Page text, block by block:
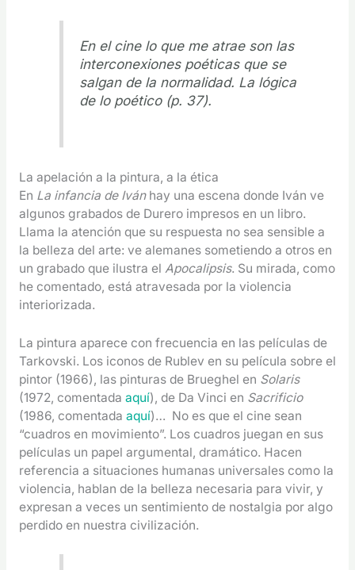
En el cine lo que me atrae son las
interconexiones poéticas que se
salgan de la normalidad. La lógica
de lo poético (p. 37).
La apelación a la pintura, a la ética
En La infancia de Ivánhay una escena donde Iván ve
algunos grabados de Durero impresos en un libro.
Llama la atención que su respuesta no sea sensible a
la belleza del arte: ve alemanes sometiendo a otros en
un grabado que ilustra el Apocalipsis. Su mirada, como
he comentado, está atravesada por la violencia
interiorizada.
La pintura aparece con frecuencia en las películas de
Tarkovski. Los iconos de Rublev en su película sobre el
pintor (1966), las pinturas de Brueghel en Solaris
(1972, comentada aquí), de Da Vinci en Sacrificio
(1986, comentada aquí)… No es que el cine sean
“cuadros en movimiento”. Los cuadros juegan en sus
películas un papel argumental, dramático. Hacen
referencia a situaciones humanas universales como la
violencia, hablan de la belleza necesaria para vivir, y
expresan a veces un sentimiento de nostalgia por algo
perdido en nuestra civilización.